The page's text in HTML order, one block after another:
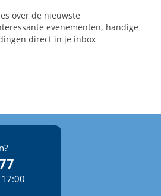
over de nieuwste
evenementen, handige
direct in je inbox